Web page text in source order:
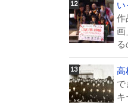
い
作
画
高
で
キ